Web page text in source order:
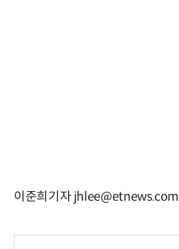
이준희기자 jhlee@etnews.com